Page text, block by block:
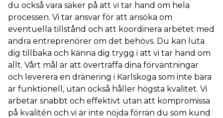
du också vara säker på att vi tar hand om hela
processen. Vi tar ansvar för att ansöka om
eventuella tillstånd och att koordinera arbetet med
andra entreprenörer om det behövs. Du kan luta
dig tillbaka och känna dig trygg i att vi tar hand om
allt. Vårt mål är att överträffa dina förväntningar
och leverera en dränering i Karlskoga som inte bara
är funktionell, utan också håller högsta kvalitet. Vi
arbetar snabbt och effektivt utan att kompromissa
på kvalitén och vi är inte nöjda förrän du som kund